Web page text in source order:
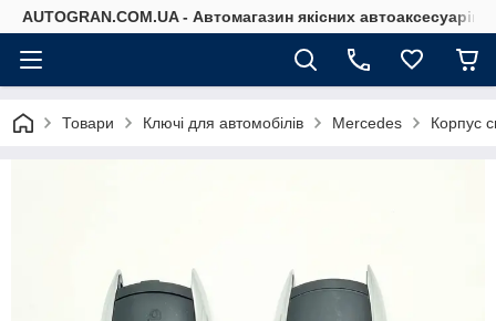
AUTOGRAN.COM.UA - Автомагазин якісних автоаксесуарів
Товари Ключі для автомобілів Mercedes Корпус